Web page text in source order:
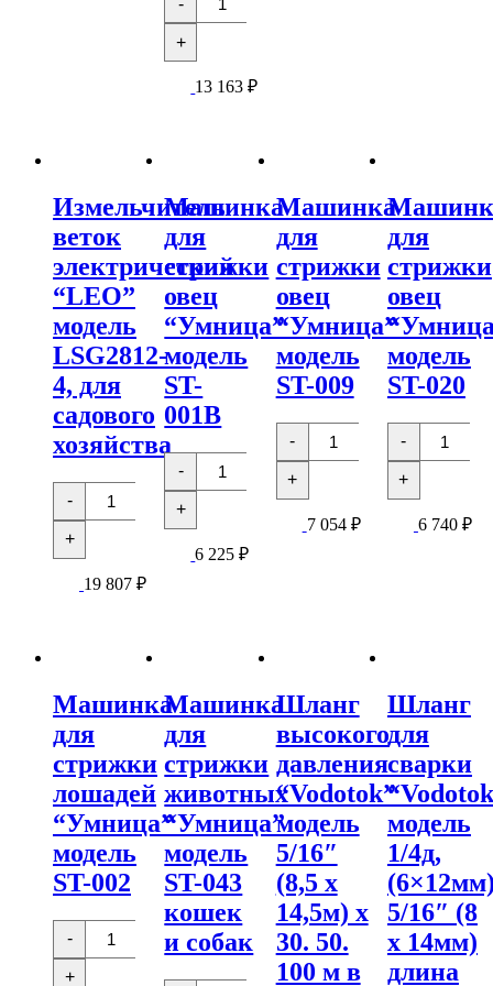
товара
Измельчитель
электрический
"LEO"
модель
хозяйства
+
13 163₽
Измельчитель
веток
электрический
“LEO”
модель
LSG2812-
4, для
садового
хозяйства
-
Количество
товара
Измельчитель
электрический
"LEO"
модель
садового
+
19 807 ₽
Машинка
для
стрижки
овец
“Умница”
модель
ST-
001B
-
Количество
товара
Машинка
стрижки
овец
"Умница"
+
6 225₽
Машинка
для
стрижки
овец
“Умница”
модель
ST-009
-
Количество
товара
Машинка
стрижки
овец
"Умница"
+
7 054 ₽
для
стрижки
овец
модель
ST-020
-
товара
Машинка
стрижки
овец
"Умница"
+
6 740 ₽
Машинка
для
стрижки
лошадей
“Умница”
модель
ST-002
-
Количество
товара
Машинка
+
Машинка
для
стрижки
животных
“Умница”
модель
ST-043
кошек
и собак
Шланг
высокого
давления
“Vodotok”
модель
5/16″
(8,5 x
14,5м) x
30. 50.
100 м в
Шланг
для
сварки
модель
1/4д,
5/16″ (8
x 14мм)
длина